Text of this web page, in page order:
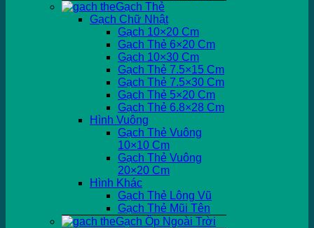
Gạch Thẻ
Gạch Chữ Nhật
Gạch 10×20 Cm
Gạch Thẻ 6×20 Cm
Gạch 10×30 Cm
Gạch Thẻ 7.5×15 Cm
Gạch Thẻ 7.5×30 Cm
Gạch Thẻ 5×20 Cm
Gạch Thẻ 6.8×28 Cm
Hình Vuông
Gạch Thẻ Vuông
10×10 Cm
Gạch Thẻ Vuông
20×20 Cm
Hình Khác
Gạch Thẻ Lông Vũ
Gạch Thẻ Mũi Tên
Gạch Ốp Ngoài Trời